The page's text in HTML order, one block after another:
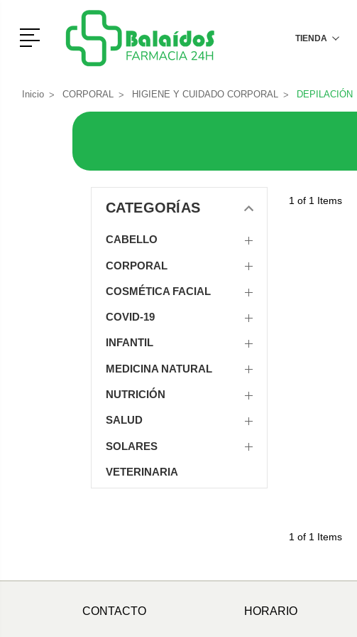
Menú TIENDA
Inicio CORPORAL HIGIENE Y CUIDADO CORPORAL DEPILACIÓN
CATEGORÍAS
CABELLO
CORPORAL
COSMÉTICA FACIAL
COVID-19
INFANTIL
MEDICINA NATURAL
NUTRICIÓN
SALUD
SOLARES
VETERINARIA
1 of 1 Items
1 of 1 Items
CONTACTO HORARIO